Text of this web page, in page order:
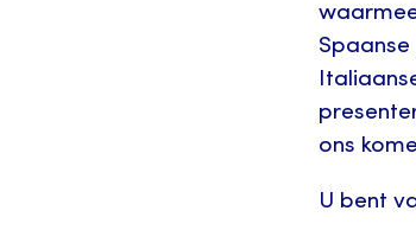
ons
U bent